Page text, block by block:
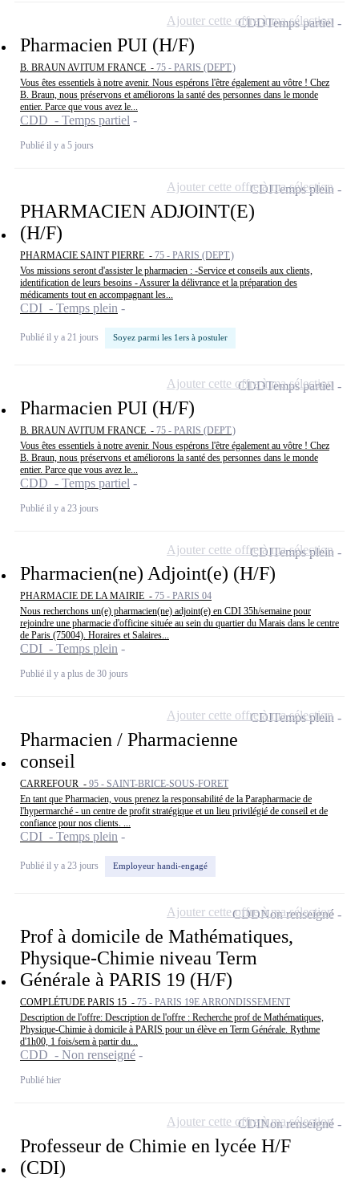
Pharmacien PUI (H/F)
B. BRAUN AVITUM FRANCE - 75 - PARIS (DEPT.)
Vous êtes essentiels à notre avenir. Nous espérons l'être également au vôtre ! Chez
B. Braun, nous préservons et améliorons la santé des personnes dans le monde
entier. Parce que vous avez le...
CDD - Temps partiel
Publié il y a 5 jours
CDDTemps partiel
Ajouter cette offre à ma sélection
PHARMACIEN ADJOINT(E)
(H/F)
PHARMACIE SAINT PIERRE - 75 - PARIS (DEPT.)
Vos missions seront d'assister le pharmacien : -Service et conseils aux clients,
identification de leurs besoins - Assurer la délivrance et la préparation des
médicaments tout en accompagnant les...
CDI - Temps plein
Publié il y a 21 jours Soyez parmi les 1ers à postuler
CDITemps plein
Ajouter cette offre à ma sélection
Pharmacien PUI (H/F)
B. BRAUN AVITUM FRANCE - 75 - PARIS (DEPT.)
Vous êtes essentiels à notre avenir. Nous espérons l'être également au vôtre ! Chez
B. Braun, nous préservons et améliorons la santé des personnes dans le monde
entier. Parce que vous avez le...
CDD - Temps partiel
Publié il y a 23 jours
CDDTemps partiel
Ajouter cette offre à ma sélection
Pharmacien(ne) Adjoint(e) (H/F)
PHARMACIE DE LA MAIRIE - 75 - PARIS 04
Nous recherchons un(e) pharmacien(ne) adjoint(e) en CDI 35h/semaine pour
rejoindre une pharmacie d'officine située au sein du quartier du Marais dans le centre
de Paris (75004). Horaires et Salaires...
CDI - Temps plein
Publié il y a plus de 30 jours
CDITemps plein
Ajouter cette offre à ma sélection
Pharmacien / Pharmacienne
conseil
CARREFOUR - 95 - SAINT-BRICE-SOUS-FORET
En tant que Pharmacien, vous prenez la responsabilité de la Parapharmacie de
l'hypermarché - un centre de profit stratégique et un lieu privilégié de conseil et de
confiance pour nos clients. ...
CDI - Temps plein
Publié il y a 23 jours Employeur handi-engagé
CDITemps plein
Ajouter cette offre à ma sélection
Prof à domicile de Mathématiques,
Physique-Chimie niveau Term
Générale à PARIS 19 (H/F)
COMPLÉTUDE PARIS 15 - 75 - PARIS 19E ARRONDISSEMENT
Description de l'offre: Description de l'offre : Recherche prof de Mathématiques,
Physique-Chimie à domicile à PARIS pour un élève en Term Générale. Rythme
d'1h00, 1 fois/sem à partir du...
CDD - Non renseigné
Publié hier
CDDNon renseigné
Ajouter cette offre à ma sélection
Professeur de Chimie en lycée H/F
(CDI)
CDINon renseigné
Ajouter cette offre à ma sélection